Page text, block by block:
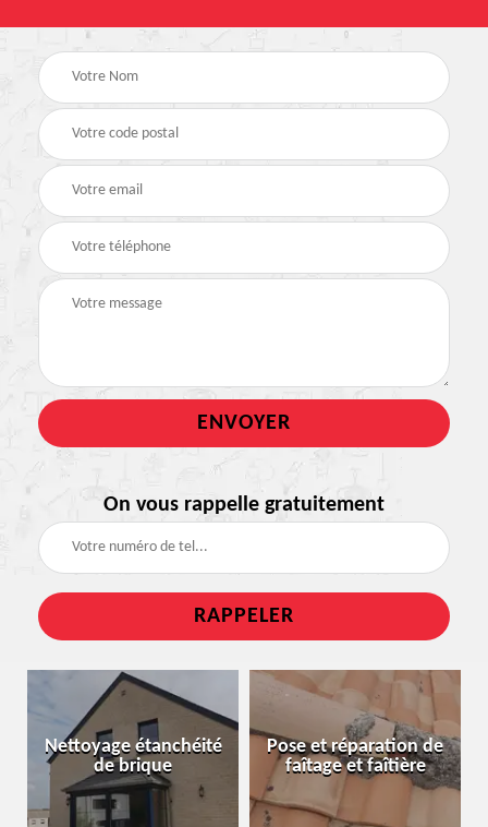
On vous rappelle gratuitement
étanchéité
brique
Pose et réparation de
faîtage et faîtière
naturelle